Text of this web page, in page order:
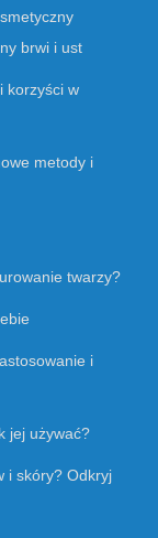
brwi i ust
korzyści w
metody i
twarzy?
i
jej używać?
i skóry? Odkryj